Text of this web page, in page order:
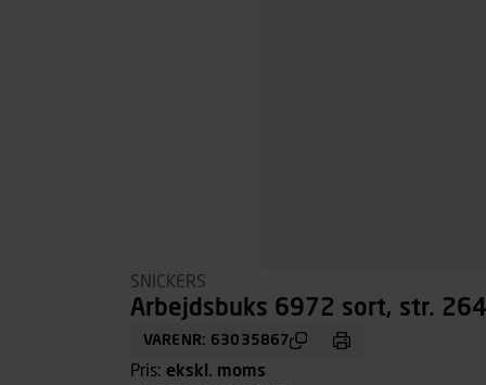
SNICKERS
Arbejdsbuks 6972 sort, str. 264
VARENR: 63035867
Pris: ekskl. moms